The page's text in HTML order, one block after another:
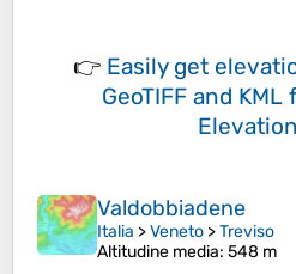
👉 Easily get
GeoTIFF and KML
Valdobbiadene
Italia >Veneto >Treviso
Altitudine media: 548 m